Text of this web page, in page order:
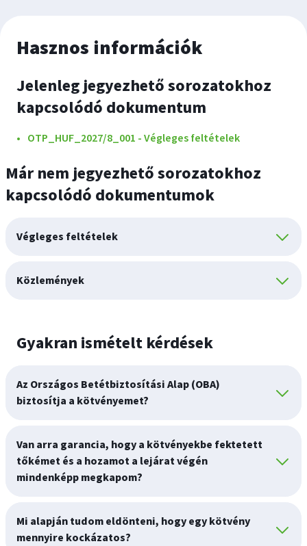
Hasznos információk
Jelenleg jegyezhető sorozatokhoz
kapcsolódó dokumentum
OTP_HUF_2027/8_001 - Végleges feltételek
Már nem jegyezhető sorozatokhoz
kapcsolódó dokumentumok
Végleges feltételek
Közlemények
Gyakran ismételt kérdések
Az Országos Betétbiztosítási Alap (OBA)
biztosítja a kötvényemet?
Van arra garancia, hogy a kötvényekbe fektetett
tőkémet és a hozamot a lejárat végén
mindenképp megkapom?
Mi alapján tudom eldönteni, hogy egy kötvény
mennyire kockázatos?